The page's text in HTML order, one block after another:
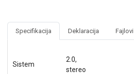
OPREMA
KABLOVI I
Specifikacija Deklaracija Fajlovi
Sistem
2.0,
stereo